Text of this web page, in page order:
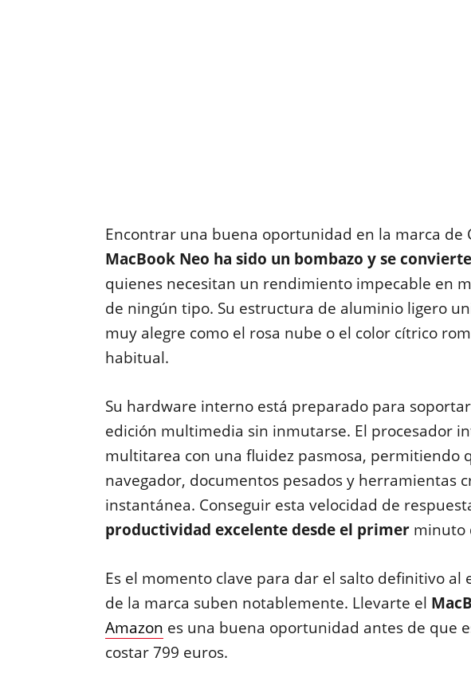
Encontrar una buena oportunidad en la marca de
MacBook Neo ha sido un bombazo y se
quienes necesitan un rendimiento impecable en
de ningún tipo. Su estructura de aluminio ligero
muy alegre como el rosa nube o el color cítrico
habitual.
Su hardware interno está preparado para
edición multimedia sin inmutarse. El procesador
multitarea con una fluidez pasmosa, permitiendo
navegador, documentos pesados y herramientas
instantánea. Conseguir esta velocidad de
productividad excelente desde el primerminuto
Es el momento clave para dar el salto definitivo al
de la marca suben notablemente. Llevarte el
Amazon es una buena oportunidad antes de que
costar 799 euros.